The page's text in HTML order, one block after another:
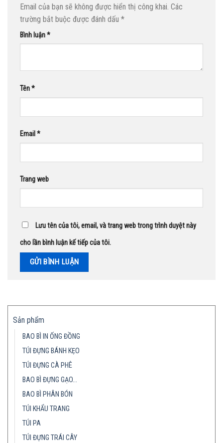
Sản phẩm
BAO BÌ IN ỐNG ĐỒNG
TÚI ĐỰNG BÁNH KẸO
TÚI ĐỰNG CÀ PHÊ
BAO BÌ ĐỰNG GẠO…
BAO BÌ PHÂN BÓN
TÚI KHẨU TRANG
TÚI PA
TÚI ĐỰNG TRÁI CÂY
Email của bạn sẽ không được hiển thị công khai. Các
trường bắt buộc được đánh dấu *
Bình luận*
Tên*
Email *
Trang web
Lưu tên của tôi, email, và trang web trong trình duyệt này
cho lần bình luận kế tiếp của tôi.